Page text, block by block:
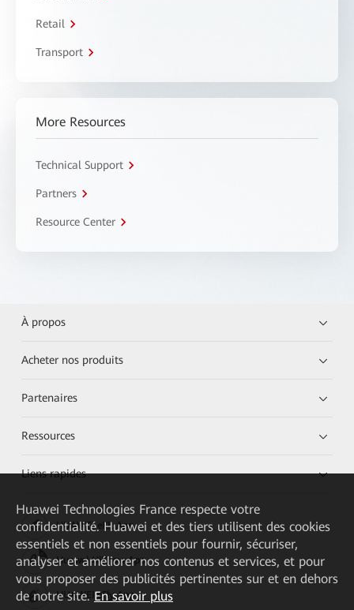
Retail
Transport
More Resources
Technical Support
Partners
Resource Center
À propos
Acheter nos produits
Partenaires
Ressources
Liens rapides
HUAWEI eKit App
Huawei HiKnow App
HUAWEI eFly App
Huawei Technologies France respecte votre
confidentialité. Huawei et des tiers utilisent des cookies
essentiels et non essentiels pour fournir, sécuriser,
analyser et améliorer nos contenus et services, et pour
vous proposer des publicités pertinentes sur et en dehors
de notre site. En savoir plus